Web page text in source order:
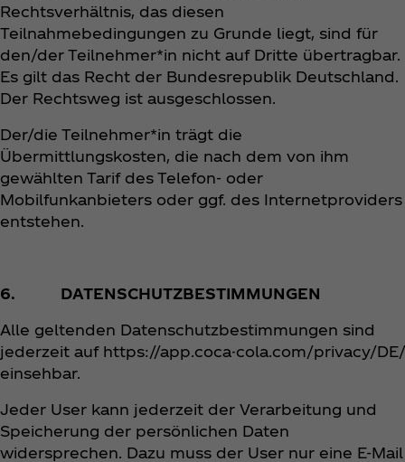
Rechtsverhältnis, das diesen
Teilnahmebedingungen zu Grunde liegt, sind für
den/der Teilnehmer*in nicht auf Dritte übertragbar.
Es gilt das Recht der Bundesrepublik Deutschland.
Der Rechtsweg ist ausgeschlossen.
Der/die Teilnehmer*in trägt die
Übermittlungskosten, die nach dem von ihm
gewählten Tarif des Telefon- oder
Mobilfunkanbieters oder ggf. des Internetproviders
entstehen.
6. DATENSCHUTZBESTIMMUNGEN
Alle geltenden Datenschutzbestimmungen sind
jederzeit auf https://app.coca-cola.com/privacy/DE/
einsehbar.
Jeder User kann jederzeit der Verarbeitung und
Speicherung der persönlichen Daten
widersprechen. Dazu muss der User nur eine E-Mail